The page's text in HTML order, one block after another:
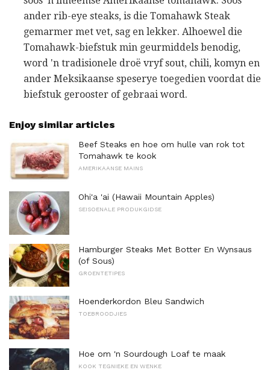
ander rib-eye steaks, is die Tomahawk Steak
gemarmer met vet, sag en lekker. Alhoewel die
Tomahawk-biefstuk min geurmiddels benodig,
word 'n tradisionele droë vryf sout, chili, komyn en
ander Meksikaanse speserye toegedien voordat die
biefstuk gerooster of gebraai word.
Enjoy similar articles
Beef Steaks en hoe om hulle van rok tot
Tomahawk te kook
AMERIKAANSE MAINS
Ohi'a 'ai (Hawaii Mountain Apples)
SEISOENALE PRODUKGIDSE
Hamburger Steaks Met Botter En Wynsaus
(of Sous)
GROENTETIPES
Hoenderkordon Bleu Sandwich
TOEBROODJIES
Hoe om 'n Sourdough Loaf te maak
KOOK TEGNIEKE EN WENKE